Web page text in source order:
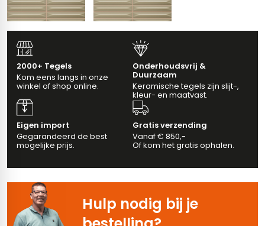
2000+ Tegels
Kom eens langs in onze
winkel of shop online.
Onderhoudsvrij &
Duurzaam
Keramische tegels zijn slijt-,
kleur- en maatvast.
Eigen import
Gegarandeerd de best
mogelijke prijs.
Gratis verzending
Vanaf € 850,-
Of kom het gratis ophalen.
Hulp nodig bij je
33 x 33 cm